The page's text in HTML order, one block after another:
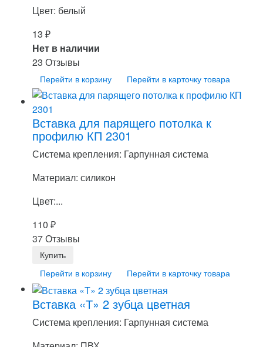
Цвет: белый
13 ₽
Нет в наличии
23 Отзывы
Перейти в корзину Перейти в карточку товара
Вставка для парящего потолка к
профилю КП 2301
Система крепления: Гарпунная система
Материал: силикон
Цвет:...
110 ₽
37 Отзывы
Перейти в корзину Перейти в карточку товара
Вставка «Т» 2 зубца цветная
Система крепления: Гарпунная система